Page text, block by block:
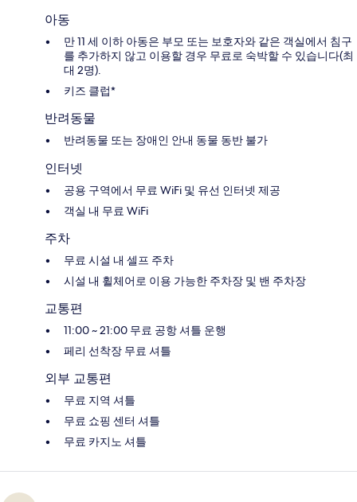
아동
만 11 세 이하 아동은 부모 또는 보호자와 같은 객실에서 침구
를 추가하지 않고 이용할 경우 무료로 숙박할 수 있습니다(최
대 2명).
키즈 클럽*
반려동물
반려동물 또는 장애인 안내 동물 동반 불가
인터넷
공용 구역에서 무료 WiFi 및 유선 인터넷 제공
객실 내 무료 WiFi
주차
무료 시설 내 셀프 주차
시설 내 휠체어로 이용 가능한 주차장 및 밴 주차장
교통편
11:00 ~ 21:00 무료 공항 셔틀 운행
페리 선착장 무료 셔틀
외부 교통편
무료 지역 셔틀
무료 쇼핑 센터 셔틀
무료 카지노 셔틀